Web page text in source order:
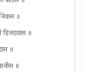
॥
हिजडयास ॥
॥
॥